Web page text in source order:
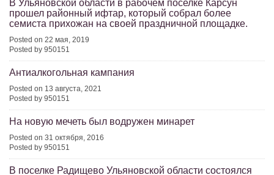
В Ульяновской области в рабочем поселке Карсун
прошел районный ифтар, который собрал более
семиста прихожан на своей праздничной площадке.
Posted on 22 мая, 2019
Posted by 950151
Антиалкогольная кампания
Posted on 13 августа, 2021
Posted by 950151
На новую мечеть был водружен минарет
Posted on 31 октября, 2016
Posted by 950151
В поселке Радищево Ульяновской области состоялся